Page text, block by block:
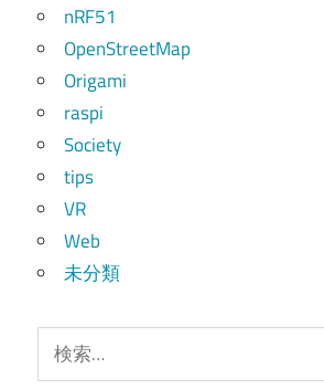
nRF51
OpenStreetMap
Origami
raspi
Society
tips
VR
Web
未分類
索: